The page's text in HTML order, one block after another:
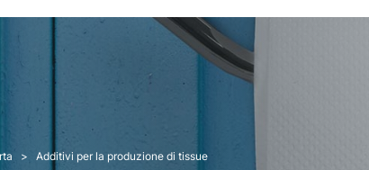
Additivi per la produzione di tissue